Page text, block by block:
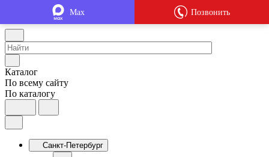
Каталог
По всему сайту
По каталогу
Санкт-Петербург
Max Позвонить